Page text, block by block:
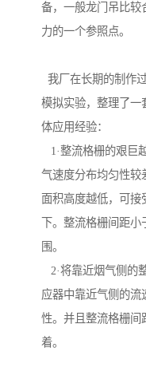
备，一般龙门吊比较
力的一个参照点。
我厂在长期的制作
模拟实验，整理了一
体应用经验：
1·整流格栅的艰巨
气速度分布均匀性较
面积高度越低，可接
下。整流格栅间距
围。
2·将靠近烟气侧的
应器中靠近气侧的流
性。并且整流格栅间
着。